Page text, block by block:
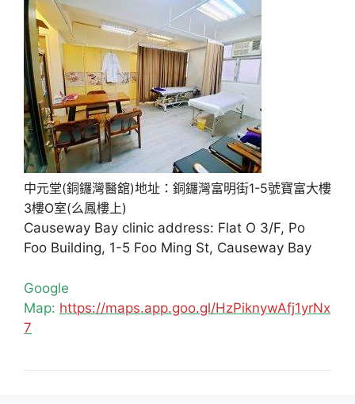
中元堂(銅鑼灣醫舘)地址：銅鑼灣富明街1-5號寶富大樓
3樓O室(么鳳樓上)
Causeway Bay clinic address: Flat O 3/F, Po
Foo Building, 1-5 Foo Ming St, Causeway Bay
Google
Map: https://maps.app.goo.gl/HzPiknywAfj1yrNx
7